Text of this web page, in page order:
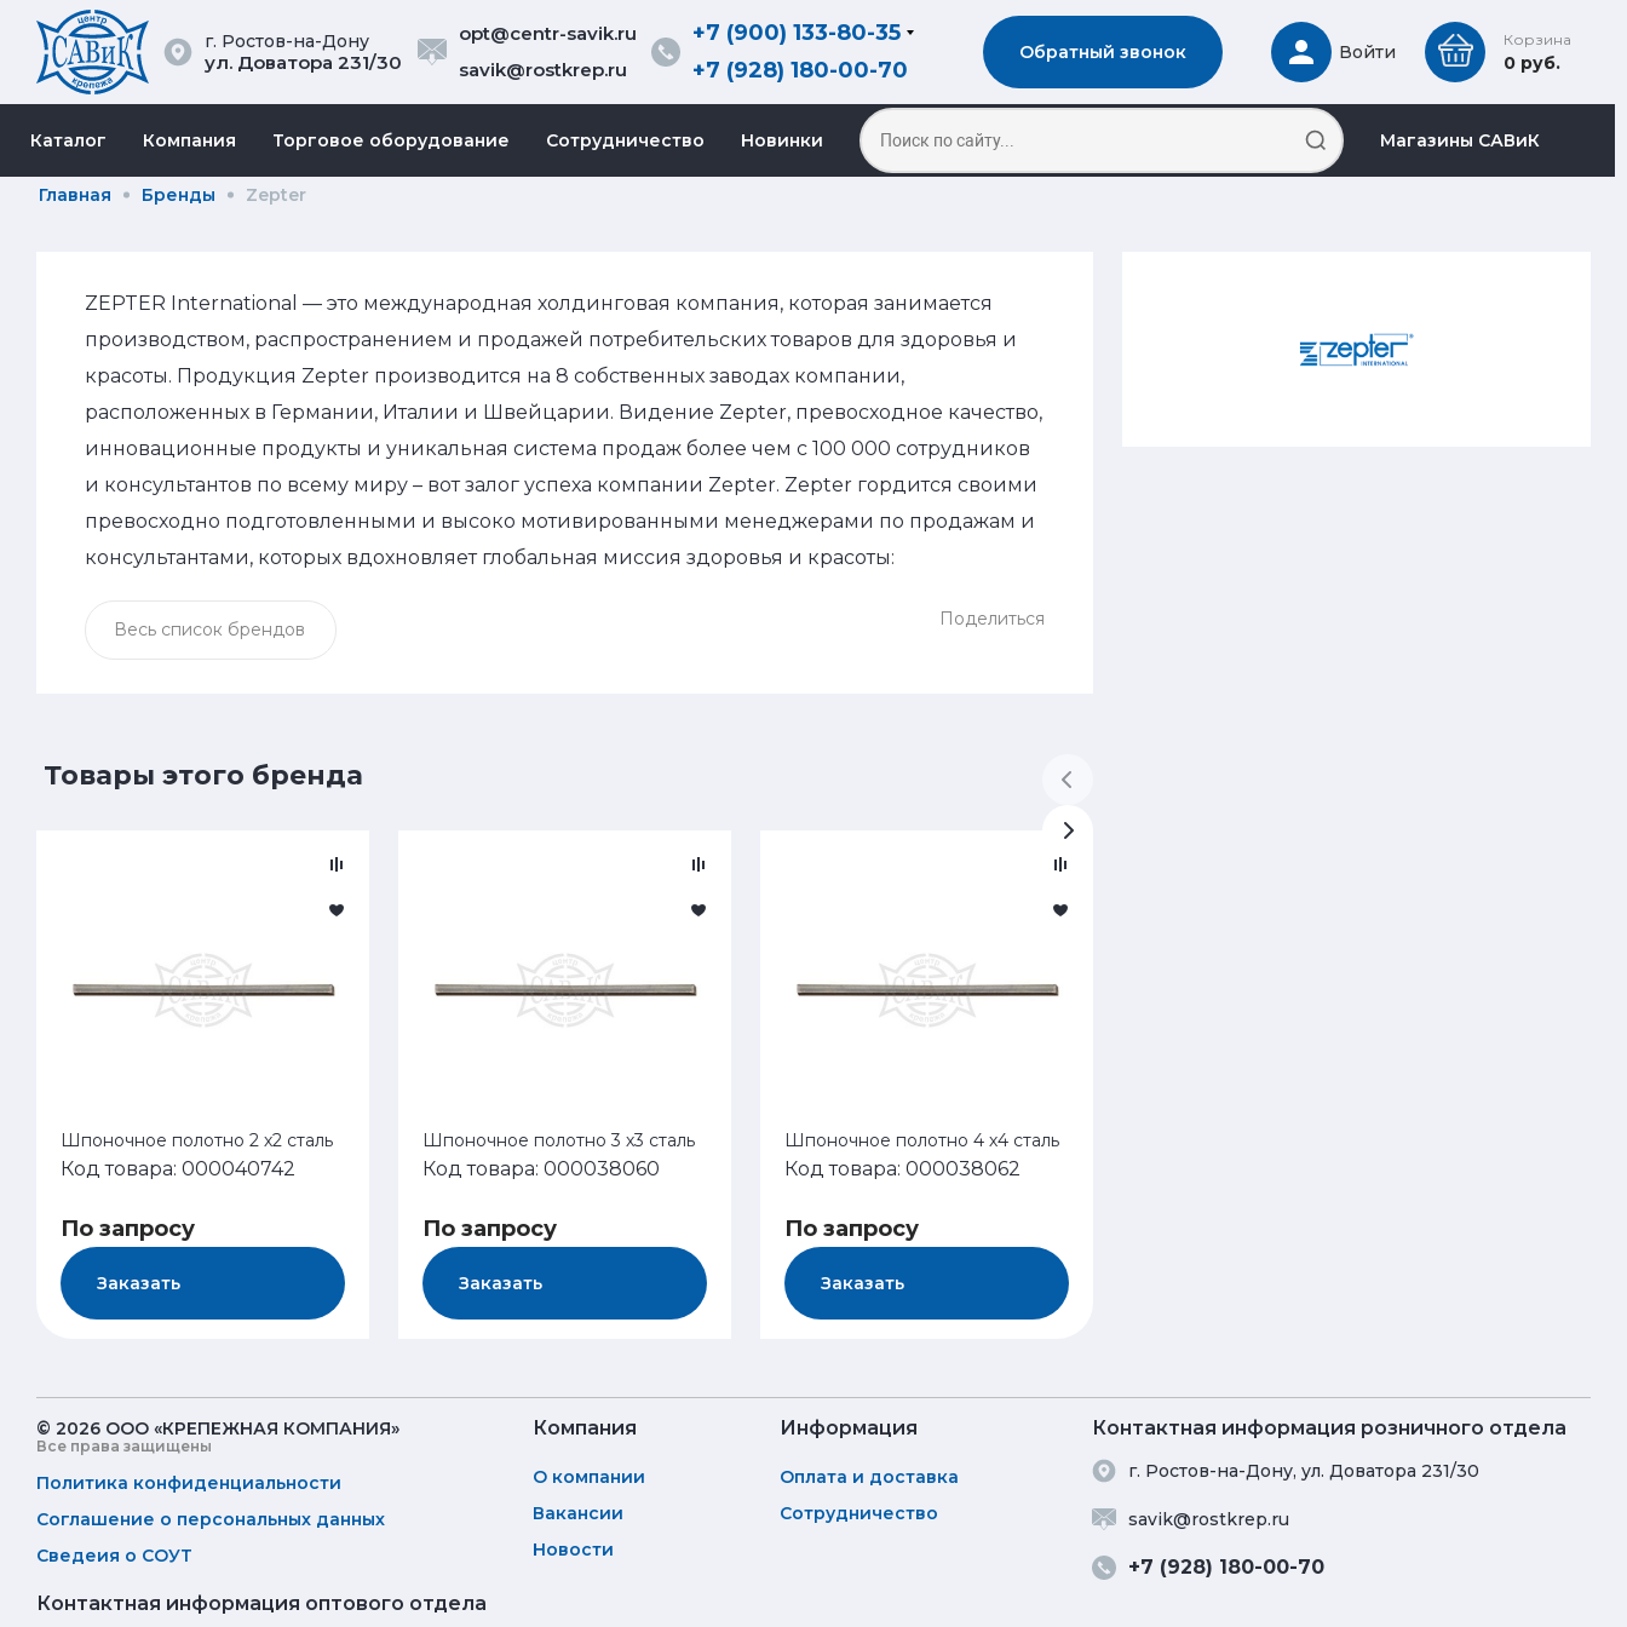
г. Ростов-на-Дону
ул. Доватора 231/30
opt@centr-savik.ru
savik@rostkrep.ru
+7 (900) 133-80-35
+7 (928) 180-00-70
Обратный звонок Войти
Корзина
0 руб.
Каталог Компания Торговое оборудование Сотрудничество Новинки Магазины САВиК
Главная Бренды Zepter
ZEPTER International — это международная холдинговая компания, которая занимается
производством, распространением и продажей потребительских товаров для здоровья и
красоты. Продукция Zepter производится на 8 собственных заводах компании,
расположенных в Германии, Италии и Швейцарии. Видение Zepter, превосходное качество,
инновационные продукты и уникальная система продаж более чем с 100 000 сотрудников
и консультантов по всему миру – вот залог успеха компании Zepter. Zepter гордится своими
превосходно подготовленными и высоко мотивированными менеджерами по продажам и
консультантами, которых вдохновляет глобальная миссия здоровья и красоты:
Весь список брендов Поделиться
Товары этого бренда
Шпоночное полотно 2 х2 сталь
Код товара: 000040742
По запросу
Заказать
Шпоночное полотно 3 х3 сталь
Код товара: 000038060
По запросу
Заказать
Шпоночное полотно 4 х4 сталь
Код товара: 000038062
По запросу
Заказать
© 2026 ООО «КРЕПЕЖНАЯ КОМПАНИЯ»
Все права защищены
Политика конфиденциальности
Соглашение о персональных данных
Сведеия о СОУТ
Компания
О компании
Вакансии
Новости
Информация
Оплата и доставка
Сотрудничество
Контактная информация розничного отдела
г. Ростов-на-Дону, ул. Доватора 231/30
savik@rostkrep.ru
+7 (928) 180-00-70
Контактная информация оптового отдела